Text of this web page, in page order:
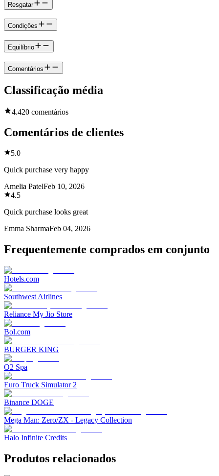
Resgatar
Condições
Equilíbrio
Comentários
Classificação média
4.420 comentários
Comentários de clientes
5.0
Quick purchase very happy
Amelia PatelFeb 10, 2026
4.5
Quick purchase looks great
Emma SharmaFeb 04, 2026
Frequentemente comprados em conjunto
Hotels.com
Southwest Airlines
Reliance My Jio Store
Bol.com
BURGER KING
O2 Spa
Euro Truck Simulator 2
Binance DOGE
Mega Man: Zero/ZX - Legacy Collection
Halo Infinite Credits
Produtos relacionados